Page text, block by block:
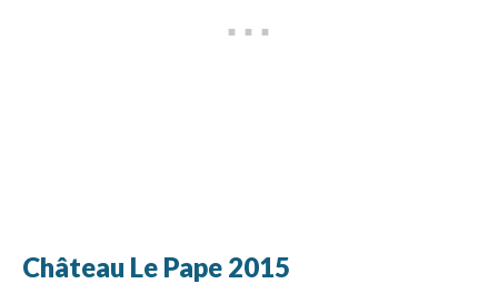
Château Le Pape 2015